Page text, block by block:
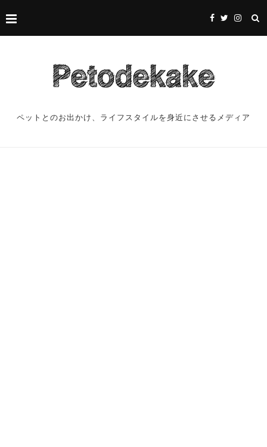
ペットとのお出かけ、ライフスタイルを身近にさせるメディア